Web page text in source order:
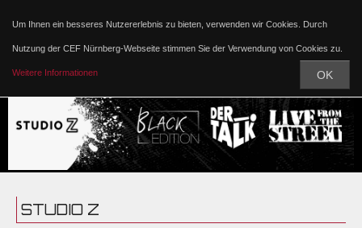
Um Ihnen ein besseres Nutzererlebnis zu bieten, verwenden wir Cookies. Durch
Nutzung der CEF Nürnberg-Webseite stimmen Sie der Verwendung von Cookies zu.
Weitere Informationen OK
STUDIO Z